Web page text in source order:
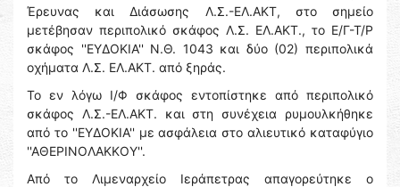
Έρευνας και Διάσωσης Λ.Σ.-ΕΛ.ΑΚΤ, στο σημείο
μετέβησαν περιπολικό σκάφος Λ.Σ. ΕΛ.ΑΚΤ., το Ε/Γ-Τ/Ρ
σκάφος ''ΕΥΔΟΚΙΑ'' Ν.Θ. 1043 και δύο (02) περιπολικά
οχήματα Λ.Σ. ΕΛ.ΑΚΤ. από ξηράς.
Το εν λόγω Ι/Φ σκάφος εντοπίστηκε από περιπολικό
σκάφος Λ.Σ.-ΕΛ.ΑΚΤ. και στη συνέχεια ρυμουλκήθηκε
από το ''ΕΥΔΟΚΙΑ'' με ασφάλεια στο αλιευτικό καταφύγιο
''ΑΘΕΡΙΝΟΛΑΚΚΟΥ''.
Από το Λιμεναρχείο Ιεράπετρας απαγορεύτηκε ο